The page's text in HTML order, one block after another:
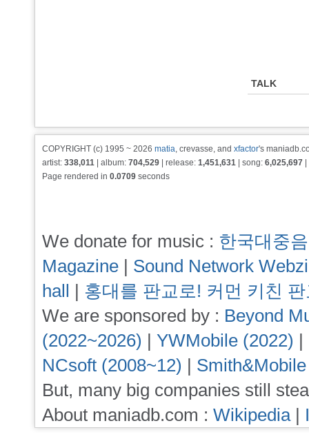
TALK
COPYRIGHT (c) 1995 ~ 2026 matia, crevasse, and xfactor's
artist: 338,011 | album: 704,529 | release: 1,451,631 | song: 6,025,697
Page rendered in 0.0709 seconds
We donate for music : 한국대중
Magazine | Sound Network
hall | 홍대를 판교로! 커먼 키친
We are sponsored by : Beyond
(2022~2026) | YWMobile (2022) |
NCsoft (2008~12) |
But, many big companies still
About maniadb.com : Wikipedia|